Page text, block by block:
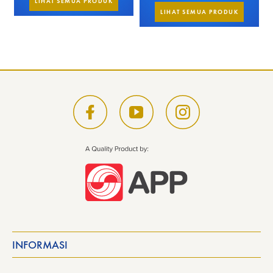
LIHAT SEMUA PRODUK
INFORMASI